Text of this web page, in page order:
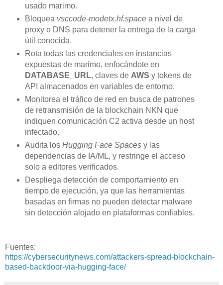
usado marimo.
Bloquea vsccode-modetx.hf.spacea nivel de
proxy o DNS para detener la entrega de la carga
útil conocida.
Rota todas las credenciales en instancias
expuestas de marimo, enfocándote en
DATABASE_URL, claves de AWS y tokens de
API almacenados en variables de entorno.
Monitorea el tráfico de red en busca de patrones
de retransmisión de la blockchain NKN que
indiquen comunicación C2 activa desde un host
infectado.
Audita los Hugging Face Spacesy las
dependencias de IA/ML, y restringe el acceso
solo a editores verificados.
Despliega detección de comportamiento en
tiempo de ejecución, ya que las herramientas
basadas en firmas no pueden detectar malware
sin detección alojado en plataformas confiables.
Fuentes:
https://cybersecuritynews.com/attackers-spread-blockchain-
based-backdoor-via-hugging-face/